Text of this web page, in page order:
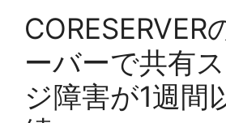
CORESERVER
ーバーで共有
ジ障害が1週間